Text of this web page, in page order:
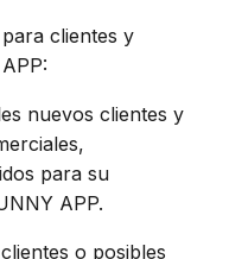
clientes y
nuevos clientes y
para su
APP.
o posibles